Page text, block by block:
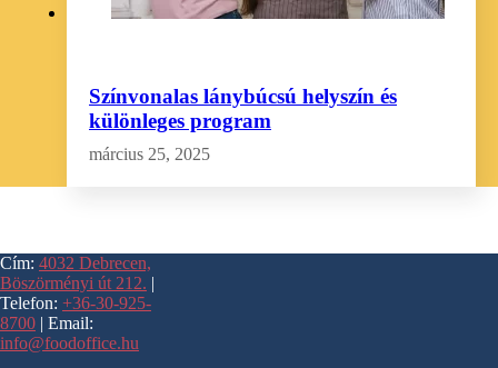
Színvonalas lánybúcsú helyszín és
különleges program
március 25, 2025
Cím: 4032 Debrecen,
Böszörményi út 212. |
Telefon: +36-30-925-
8700 | Email:
info@foodoffice.hu